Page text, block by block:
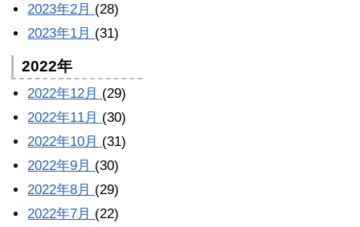
2023年2月 (28)
2023年1月 (31)
2022年
2022年12月 (29)
2022年11月 (30)
2022年10月 (31)
2022年9月 (30)
2022年8月 (29)
2022年7月 (22)